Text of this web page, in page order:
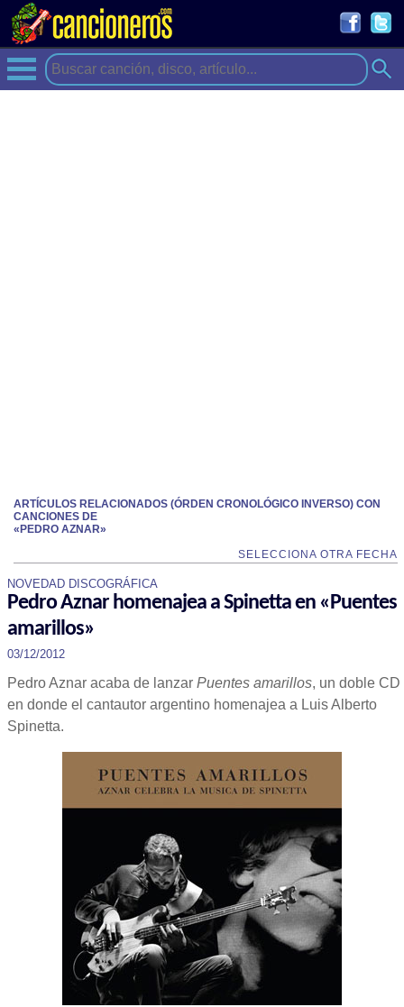
ARTÍCULOS RELACIONADOS (ÓRDEN CRONOLÓGICO INVERSO) CON
CANCIONES DE
«PEDRO AZNAR»
SELECCIONA OTRA FECHA
NOVEDAD DISCOGRÁFICA
Pedro Aznar homenajea a Spinetta en «Puentes
amarillos»
03/12/2012
Pedro Aznar acaba de lanzar Puentes amarillos, un doble CD
en donde el cantautor argentino homenajea a Luis Alberto
Spinetta.